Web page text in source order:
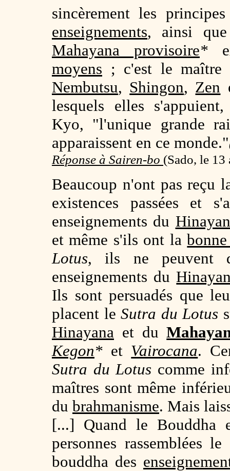
sincèrement les
enseignements, ainsi
Mahayana provisoire*
moyens ; c'est le maître
Nembutsu, Shingon, Zen
lesquels elles
Kyo, "l'unique grande
apparaissent en ce monde."
Réponse à Sairen-bo (Sado, le
Beaucoup n'ont pas reçu
existences passées et
enseignements du
et même s'ils ont la
Lotus, ils ne peuvent
enseignements du
Ils sont persuadés que
placent le Sutra du Lotus
Hinayana et du
Kegon* et Vairocana.
Sutra du Lotus comme
maîtres sont même
du brahmanisme. Mais
[...] Quand le Bouddha
personnes rassemblées
bouddha des